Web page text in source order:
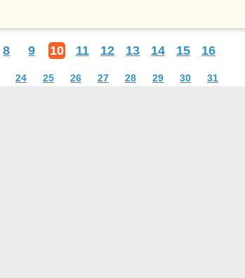
8 9 10 11 12 13 14 15 16
24 25 26 27 28 29 30 31